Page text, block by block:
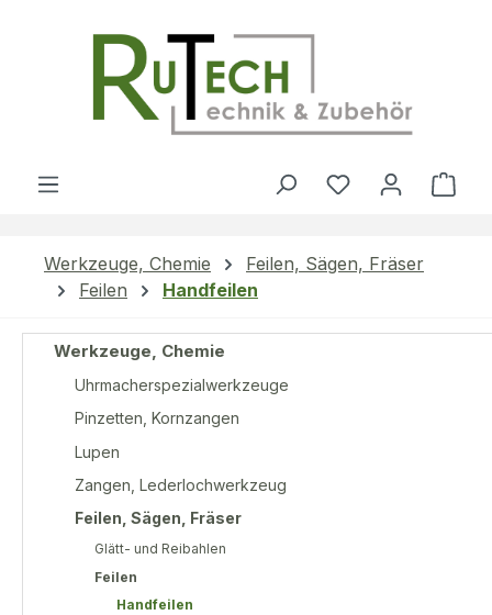
Du hast 0
Werkzeuge, Chemie
Feilen, Sägen, Fräser
Feilen
Handfeilen
Werkzeuge, Chemie
Uhrmacherspezialwerkzeuge
Pinzetten, Kornzangen
Lupen
Zangen, Lederlochwerkzeug
Feilen, Sägen, Fräser
Glätt- und Reibahlen
Feilen
Handfeilen